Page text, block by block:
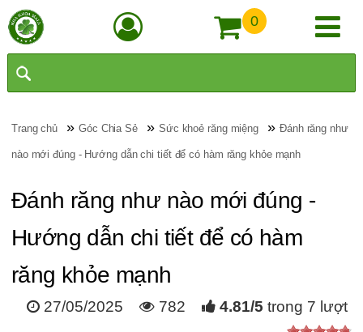
0
Trang chủ »Góc Chia Sẻ » Sức khoẻ răng miệng »Đánh răng như
nào mới đúng - Hướng dẫn chi tiết để có hàm răng khỏe mạnh
Đánh răng như nào mới đúng -
Hướng dẫn chi tiết để có hàm
răng khỏe mạnh
27/05/2025 782 4.81/5 trong 7 lượt